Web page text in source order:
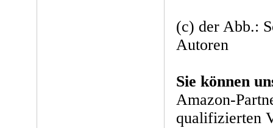
(c) der Abb.:
Autoren
Sie können
Amazon-
qualifizierten